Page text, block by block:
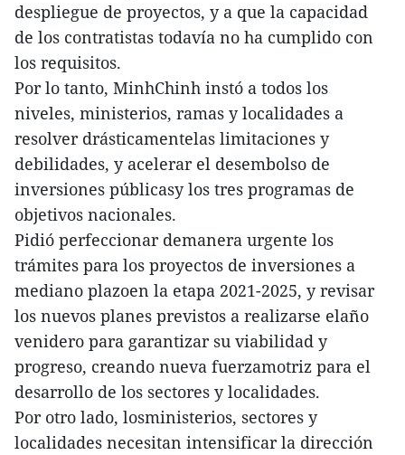
despliegue de proyectos, y a que la capacidad
de los contratistas todavía no ha cumplido con
los requisitos.
Por lo tanto, MinhChinh instó a todos los
niveles, ministerios, ramas y localidades a
resolver drásticamentelas limitaciones y
debilidades, y acelerar el desembolso de
inversiones públicasy los tres programas de
objetivos nacionales.
Pidió perfeccionar demanera urgente los
trámites para los proyectos de inversiones a
mediano plazoen la etapa 2021-2025, y revisar
los nuevos planes previstos a realizarse elaño
venidero para garantizar su viabilidad y
progreso, creando nueva fuerzamotriz para el
desarrollo de los sectores y localidades.
Por otro lado, losministerios, sectores y
localidades necesitan intensificar la dirección